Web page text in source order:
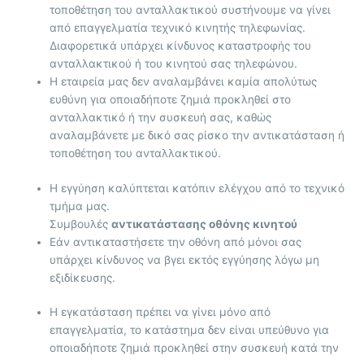
τοποθέτηση του ανταλλακτικού συστήνουμε να γίνει
από επαγγελματία τεχνικό κινητής τηλεφωνίας.
Διαφορετικά υπάρχει κίνδυνος καταστροφής του
ανταλλακτικού ή του κινητού σας τηλεφώνου.
Η εταιρεία μας δεν αναλαμβάνει καμία απολύτως
ευθύνη για οποιαδήποτε ζημιά προκληθεί στο
ανταλλακτικό ή την συσκευή σας, καθώς
αναλαμβάνετε με δικό σας ρίσκο την αντικατάσταση ή
τοποθέτηση του ανταλλακτικού.
Η εγγύηση καλύπτεται κατόπιν ελέγχου από το τεχνικό
τμήμα μας.
Συμβουλέςαντικατάστασης οθόνης κινητού
Εάν αντικαταστήσετε την οθόνη από μόνοι σας
υπάρχει κίνδυνος να βγει εκτός εγγύησης λόγω μη
εξιδίκευσης.
Η εγκατάσταση πρέπει να γίνει μόνο από
επαγγελματία, το κατάστημα δεν είναι υπεύθυνο για
οποιαδήποτε ζημιά προκληθεί στην συσκευή κατά την